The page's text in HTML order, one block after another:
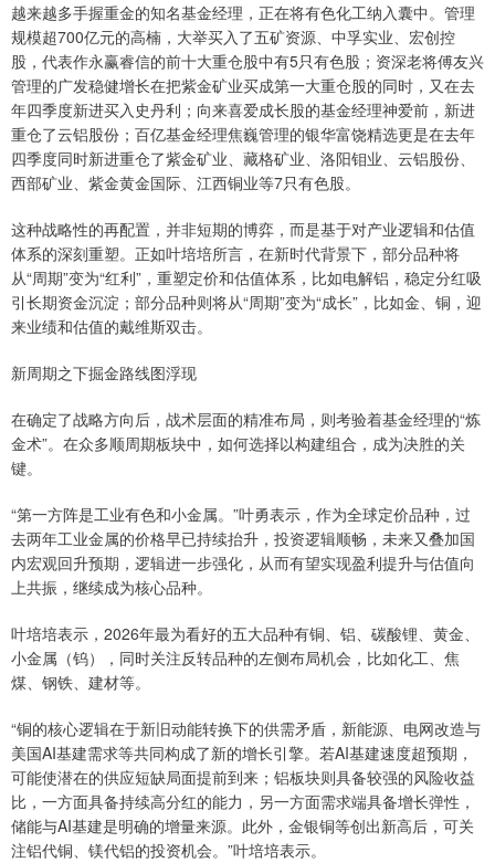
越来越多手握重金的知名基金经理，正在将有色化工纳入囊中。管理
规模超700亿元的高楠，大举买入了五矿资源、中孚实业、宏创控
股，代表作永赢睿信的前十大重仓股中有5只有色股；资深老将傅友兴
管理的广发稳健增长在把紫金矿业买成第一大重仓股的同时，又在去
年四季度新进买入史丹利；向来喜爱成长股的基金经理神爱前，新进
重仓了云铝股份；百亿基金经理焦巍管理的银华富饶精选更是在去年
四季度同时新进重仓了紫金矿业、藏格矿业、洛阳钼业、云铝股份、
西部矿业、紫金黄金国际、江西铜业等7只有色股。
这种战略性的再配置，并非短期的博弈，而是基于对产业逻辑和估值
体系的深刻重塑。正如叶培培所言，在新时代背景下，部分品种将
从“周期”变为“红利”，重塑定价和估值体系，比如电解铝，稳定分红吸
引长期资金沉淀；部分品种则将从“周期”变为“成长”，比如金、铜，迎
来业绩和估值的戴维斯双击。
新周期之下掘金路线图浮现
在确定了战略方向后，战术层面的精准布局，则考验着基金经理的“炼
金术”。在众多顺周期板块中，如何选择以构建组合，成为决胜的关
键。
“第一方阵是工业有色和小金属。”叶勇表示，作为全球定价品种，过
去两年工业金属的价格早已持续抬升，投资逻辑顺畅，未来又叠加国
内宏观回升预期，逻辑进一步强化，从而有望实现盈利提升与估值向
上共振，继续成为核心品种。
叶培培表示，2026年最为看好的五大品种有铜、铝、碳酸锂、黄金、
小金属（钨），同时关注反转品种的左侧布局机会，比如化工、焦
煤、钢铁、建材等。
“铜的核心逻辑在于新旧动能转换下的供需矛盾，新能源、电网改造与
美国AI基建需求等共同构成了新的增长引擎。若AI基建速度超预期，
可能使潜在的供应短缺局面提前到来；铝板块则具备较强的风险收益
比，一方面具备持续高分红的能力，另一方面需求端具备增长弹性，
储能与AI基建是明确的增量来源。此外，金银铜等创出新高后，可关
注铝代铜、镁代铝的投资机会。”叶培培表示。